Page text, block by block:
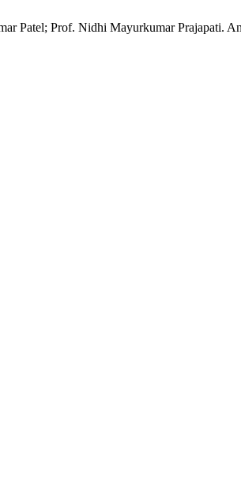
Patel; Prof. Nidhi Mayurkumar Prajapati.